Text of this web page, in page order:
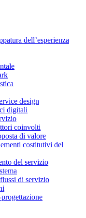
dell’esperienza
design
digitali
coinvolti
di valore
costitutivi del
del servizio
di servizio